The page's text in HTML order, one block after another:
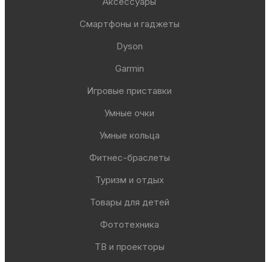
Смартфоны и гаджеты
Dyson
Garmin
Игровые приставки
Умные очки
Умные кольца
Фитнес-браслеты
Туризм и отдых
Товары для детей
Фототехника
ТВ и проекторы